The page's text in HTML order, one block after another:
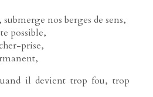
nos berges de sens,
possible,
prise,
il devient trop fou, trop